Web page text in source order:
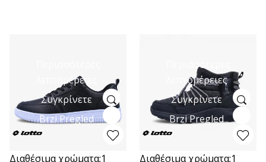
λεπτομέρειες
Συγκρίνετε
Brzi Pregled
Διαθέσιμα χρώματα:1
Περισσότερες
λεπτομέρειες
Συγκρίνετε
Brzi Pregled
Διαθέσιμα χρώματα:1